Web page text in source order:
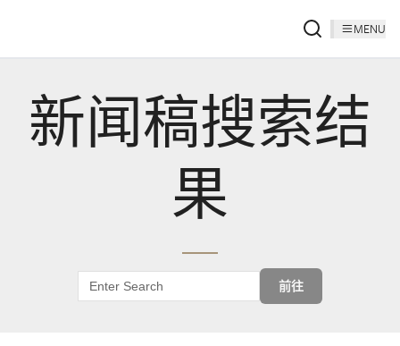
MENU
新闻稿搜索结
果
前往